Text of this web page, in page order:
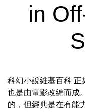
in
科幻小說維基百科
也是由電影改編而成
的，但經典是在有能